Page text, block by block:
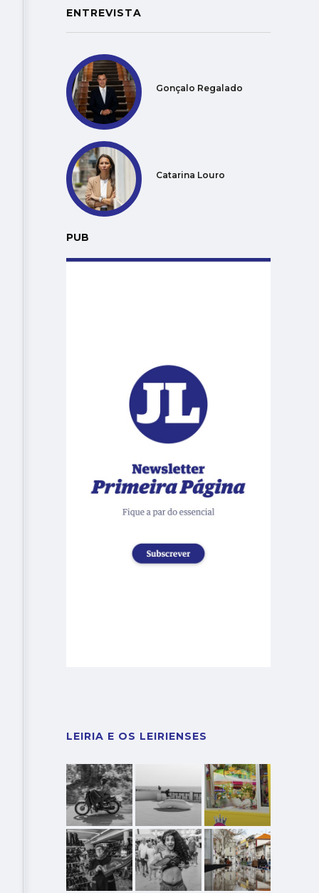
ENTREVISTA
Gonçalo Regalado
Catarina Louro
PUB
LEIRIA E OS LEIRIENSES